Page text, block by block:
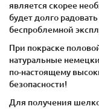
является скорее
будет долго
беспроблемной
При покраске
натуральные
по-настоящему
безопасности!
Для получения